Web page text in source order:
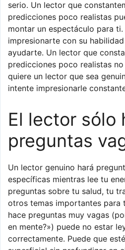
serio. Un lector que
predicciones poco realistas
montar un espectáculo para
impresionarte con su
ayudarte. Un lector que
predicciones poco realistas
quiere un lector que sea
intente impresionarle
El lector sólo
preguntas
Un lector genuino hará
específicas mientras lee tu
preguntas sobre tu salud, tu
otros temas importantes para
hace preguntas muy vagas
en mente?») puede no estar
correctamente. Puede que